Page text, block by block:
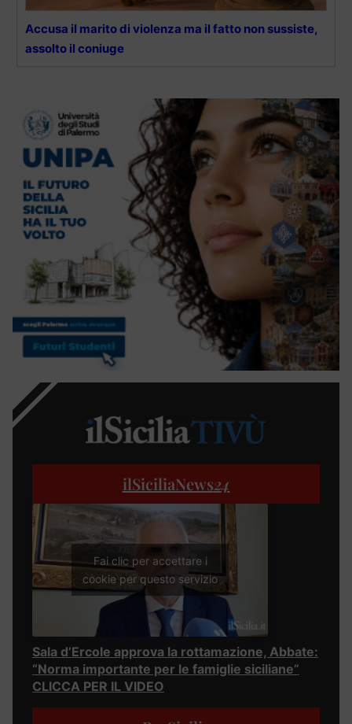
Accusa il marito di violenza ma il fatto non sussiste,
assolto il coniuge
ilSiciliaNews24
Fai clic per accettare i
cookie per questo servizio
Sala d’Ercole approva la rottamazione, Abbate:
“Norma importante per le famiglie siciliane”
CLICCA PER IL VIDEO